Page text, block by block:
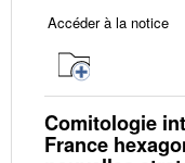
Accéder à la notice
Comitologie
France